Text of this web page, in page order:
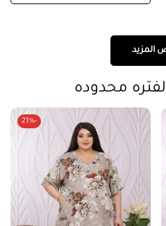
المزيد
محدوده
-21%